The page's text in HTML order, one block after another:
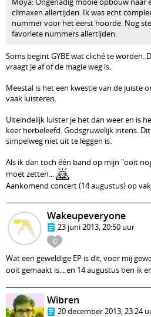
climaxen allertijden. Ik was echt
nummer voor het eerst hoorde. Nog
favoriete nummers allertijden.
Soms begint GYBE wat cliché te worden.
vraagt je af of de magie weg is.
Meestal is het een kwestie van de juiste
vaak luisteren.
Uiteindelijk luister je het dan weer en is
keer herbeleefd. Godsgruwelijk intens.
simpelweg niet uit te leggen is.
Als ik dan toch één band op mijn "ooit
moet zetten...🙇
Aankomend concert (14 augustus) op
0
Wakeupeveryone
23 juni 2013, 20:50 uur
Wat een geweldige EP is dit, voor mij
ooit gemaakt is... en 14 augustus ben ik
Wibren
20 december 2013, 23:24